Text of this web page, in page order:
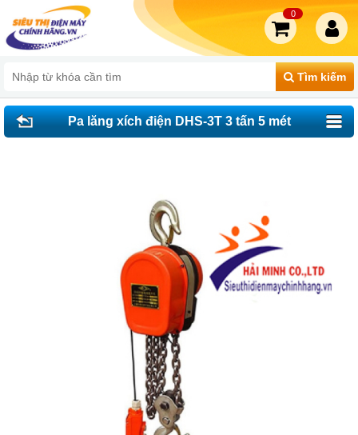
Tìm kiếm
0
Pa lăng xích điện DHS-3T 3 tấn 5 mét